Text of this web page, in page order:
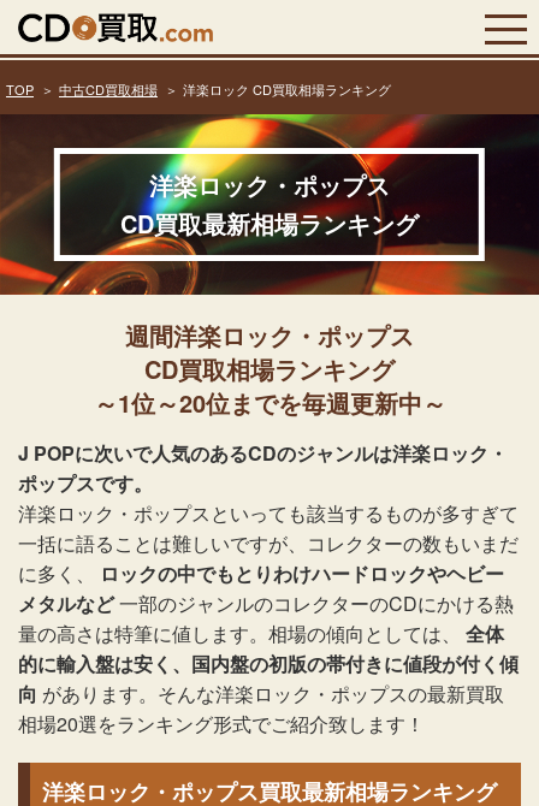
TOP 中古CD買取相場 洋楽ロック CD買取相場ランキング
洋楽ロック・ポップス
CD買取最新相場ランキング
週間洋楽ロック・ポップス
CD買取相場ランキング
～1位～20位までを毎週更新中～
J POPに次いで人気のあるCDのジャンルは洋楽ロック・
ポップスです。
洋楽ロック・ポップスといっても該当するものが多すぎて
一括に語ることは難しいですが、コレクターの数もいまだ
に多く、
ロックの中でもとりわけハードロックやヘビー
メタルなど一部のジャンルのコレクターのCDにかける熱
量の高さは特筆に値します。相場の傾向としては、
全体
的に輸入盤は安く、国内盤の初版の帯付きに値段が付く傾
向 があります。そんな洋楽ロック・ポップスの最新買取
相場20選をランキング形式でご紹介致します！
洋楽ロック・ポップス買取最新相場ランキング